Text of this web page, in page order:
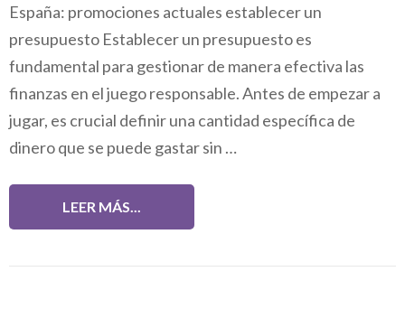
España: promociones actuales establecer un
presupuesto Establecer un presupuesto es
fundamental para gestionar de manera efectiva las
finanzas en el juego responsable. Antes de empezar a
jugar, es crucial definir una cantidad específica de
dinero que se puede gastar sin …
LEER MÁS...